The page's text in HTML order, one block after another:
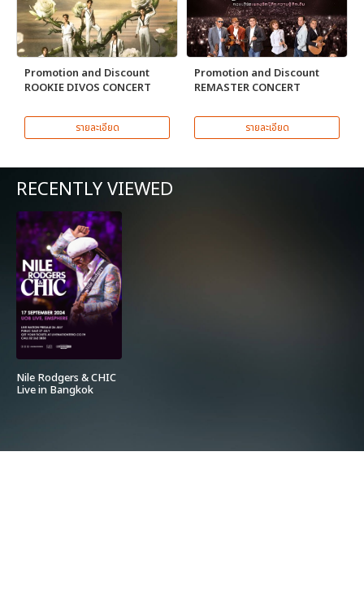
Promotion and Discount
ROOKIE DIVOS CONCERT
รายละเอียด
Promotion and Discount
REMASTER CONCERT
รายละเอียด
RECENTLY VIEWED
Nile Rodgers & CHIC
Live in Bangkok